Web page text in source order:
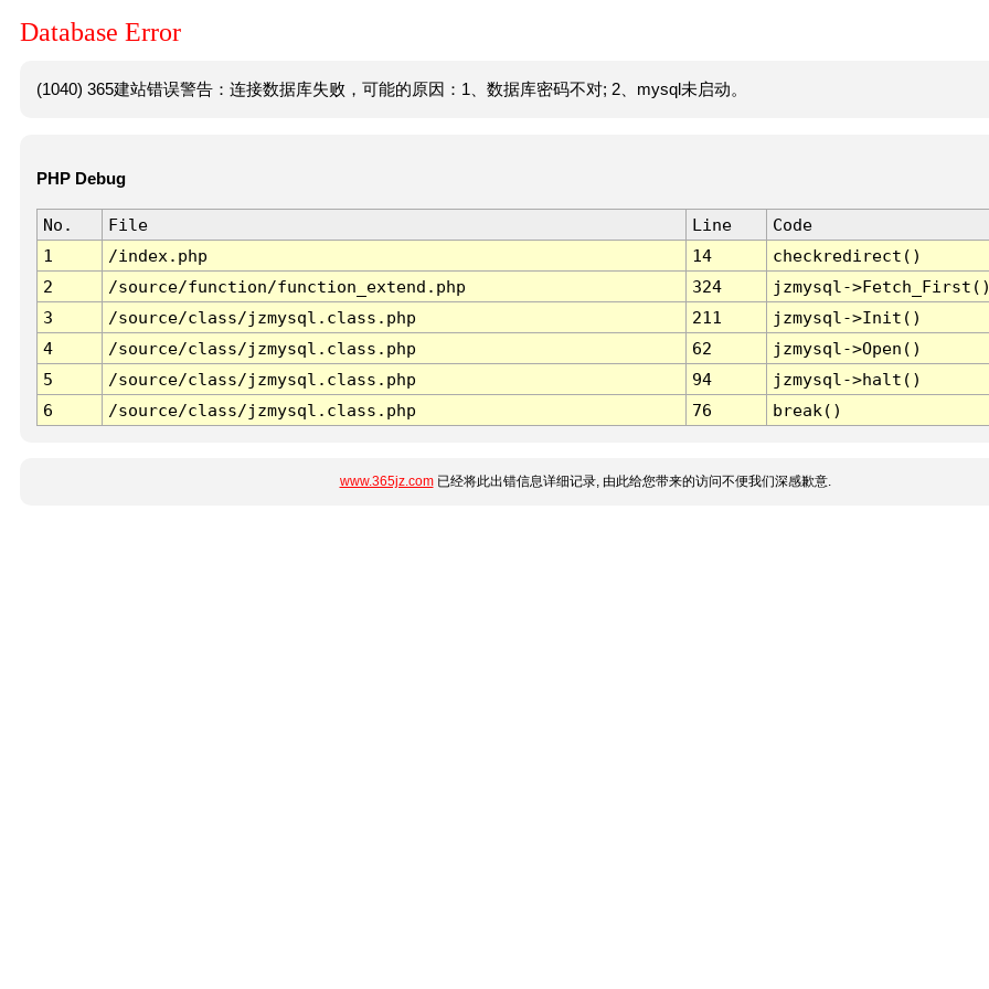
Database Error
(1040) 365建站错误警告：连接数据库失败，可能的原因：1、数据库密码不对; 2、mysql未启动。
PHP Debug
No. File Line
Code
1
/index.php 14
checkredirect()
2
/source/function/function_extend.php 324
jzmysql-
3
/source/class/jzmysql.class.php 211
jzmysql->Init()
4
/source/class/jzmysql.class.php 62
jzmysql->Open()
5
/source/class/jzmysql.class.php 94
jzmysql->halt()
6
/source/class/jzmysql.class.php 76 break()
www.365jz.com已经将此出错信息详细记录, 由此给您带来的访问不便我们深感歉意.